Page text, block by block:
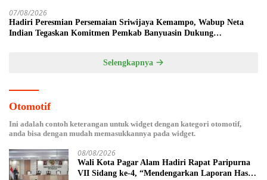
07/08/2026
Hadiri Peresmian Persemaian Sriwijaya Kemampo, Wabup Neta
Indian Tegaskan Komitmen Pemkab Banyuasin Dukung
Selengkapnya
Otomotif
Ini adalah contoh keterangan untuk widget dengan kategori otomotif,
anda bisa dengan mudah memasukkannya pada widget.
08/08/2026
Wali Kota Pagar Alam Hadiri Rapat Paripurna
VII Sidang ke-4, “Mendengarkan Laporan Hasil